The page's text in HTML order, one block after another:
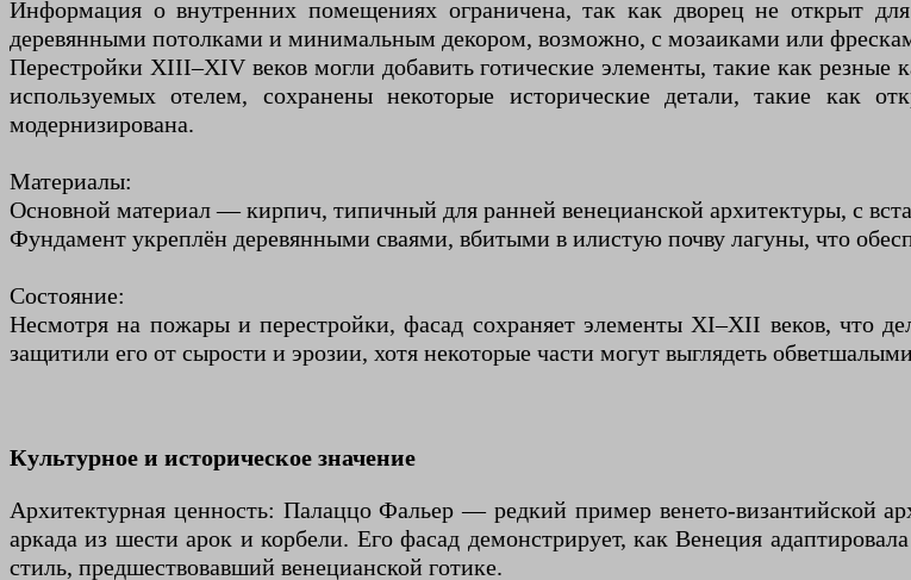
Информация о внутренних помещениях ограничена, так как дворец не открыт
деревянными потолками и минимальным декором, возможно, с мозаиками или
Перестройки XIII–XIV веков могли добавить готические элементы, такие как
используемых отелем, сохранены некоторые исторические детали, такие как
модернизирована.
Материалы:
Основной материал — кирпич, типичный для ранней венецианской архитектуры, с
Фундамент укреплён деревянными сваями, вбитыми в илистую почву лагуны, что
Состояние:
Несмотря на пожары и перестройки, фасад сохраняет элементы XI–XII веков, что
защитили его от сырости и эрозии, хотя некоторые части могут выглядеть обветшалыми
Культурное и историческое значение
Архитектурная ценность: Палаццо Фальер — редкий пример венето-византийской
аркада из шести арок и корбели. Его фасад демонстрирует, как Венеция
стиль, предшествовавший венецианской готике.